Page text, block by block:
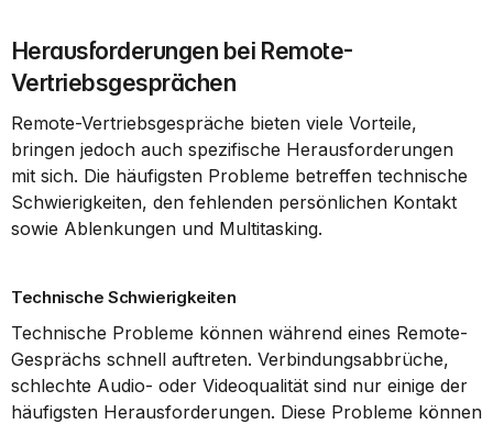
Herausforderungen bei Remote-
Vertriebsgesprächen
Remote-Vertriebsgespräche bieten viele Vorteile,
bringen jedoch auch spezifische Herausforderungen
mit sich. Die häufigsten Probleme betreffen technische
Schwierigkeiten, den fehlenden persönlichen Kontakt
sowie Ablenkungen und Multitasking.
Technische Schwierigkeiten
Technische Probleme können während eines Remote-
Gesprächs schnell auftreten. Verbindungsabbrüche,
schlechte Audio- oder Videoqualität sind nur einige der
häufigsten Herausforderungen. Diese Probleme können